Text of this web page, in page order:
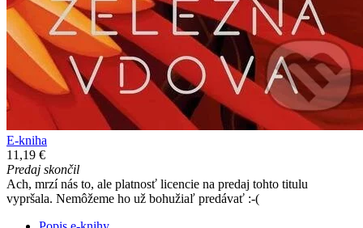
E-kniha
11,19 €
Predaj skončil
Ach, mrzí nás to, ale platnosť licencie na predaj tohto titulu
vypršala. Nemôžeme ho už bohužiaľ predávať :-(